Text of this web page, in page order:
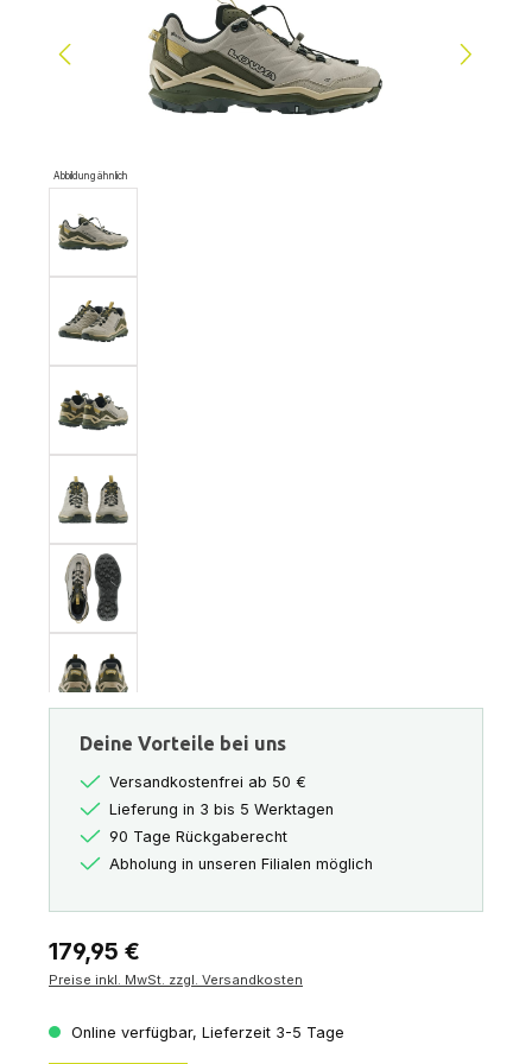
Abbildung ähnlich
Deine Vorteile bei uns
Versandkostenfrei ab 50 €
Lieferung in 3 bis 5 Werktagen
90 Tage Rückgaberecht
Abholung in unseren Filialen möglich
Regulärer Preis:
179,95 €
Preise inkl. MwSt. zzgl. Versandkosten
Online verfügbar, Lieferzeit 3-5 Tage